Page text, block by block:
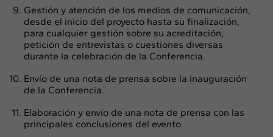
Gestión y atención de los medios de comunicación,
desde el inicio del proyecto hasta su finalización,
para cualquier gestión sobre su acreditación,
petición de entrevistas o cuestiones diversas
durante la celebración de la Conferencia.
Envío de una nota de prensa sobre la inauguración
de la Conferencia.
Elaboración y envío de una nota de prensa con las
principales conclusiones del evento.